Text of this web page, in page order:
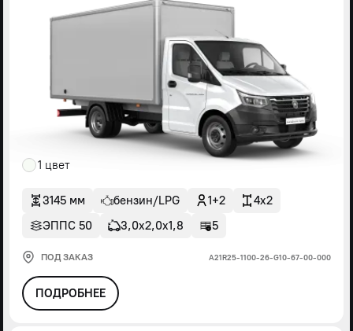
1 цвет
3145 мм бензин/LPG 1+2
4x2
ЭППС 50
3,0х2,0х1,8 5
ПОД ЗАКАЗ А21R25-1100-26-G10-67-00-000
ПОДРОБНЕЕ